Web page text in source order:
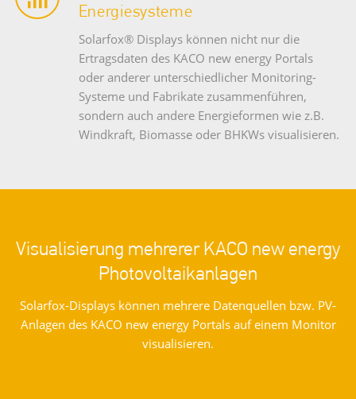
Energiesysteme
Solarfox® Displays können nicht nur die
Ertragsdaten des KACO new energy Portals
oder anderer unterschiedlicher Monitoring-
Systeme und Fabrikate zusammenführen,
sondern auch andere Energieformen wie z.B.
Windkraft, Biomasse oder BHKWs visualisieren.
Visualisierung mehrerer KACO new energy
Photovoltaikanlagen
Solarfox-Displays können mehrere Datenquellen bzw. PV-
Anlagen des KACO new energy Portals auf einem Monitor
visualisieren.